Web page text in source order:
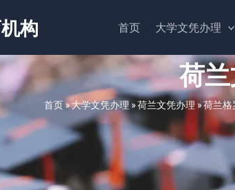
构 首页 大学文凭办理
荷
首页»大学文凭办理 »荷兰文凭办理»荷兰